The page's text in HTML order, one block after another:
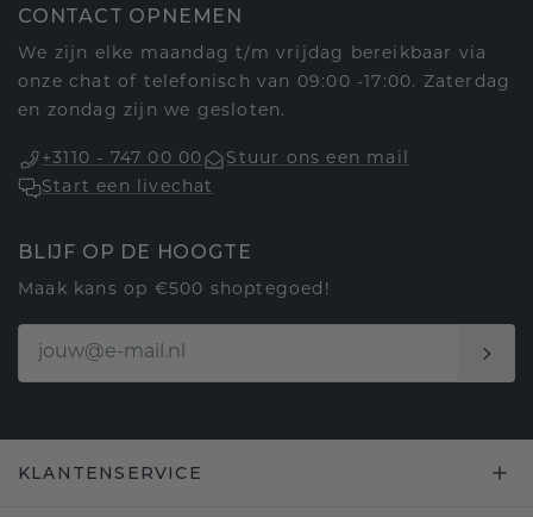
CONTACT OPNEMEN
We zijn elke maandag t/m vrijdag bereikbaar via
onze chat of telefonisch van 09:00 -17:00. Zaterdag
en zondag zijn we gesloten.
+3110 - 747 00 00
Stuur ons een mail
Start een livechat
BLIJF OP DE HOOGTE
Maak kans op €500 shoptegoed!
KLANTENSERVICE